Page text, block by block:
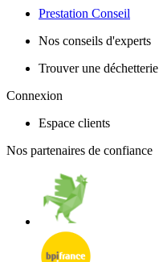
Prestation Conseil
Nos conseils d'experts
Trouver une déchetterie
Connexion
Espace clients
Nos partenaires de confiance